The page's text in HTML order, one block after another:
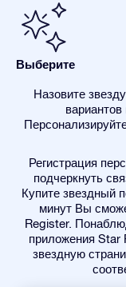
Выберите
Назовите
Регистрация
подчеркнуть
Купите звездный
минут Вы
Register.
приложения Star
звездную